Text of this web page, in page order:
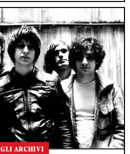
ARCHIVI